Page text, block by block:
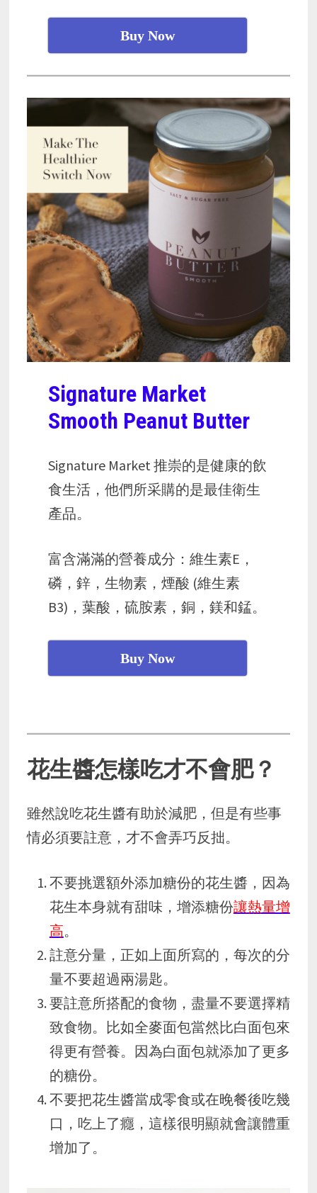
Buy Now
Signature Market
Smooth Peanut Butter
Signature Market 推崇的是健康的飲
食生活，他們所采購的是最佳衛生
產品。
富含滿滿的營養成分：維生素E，
磷，鋅，生物素，煙酸 (維生素
B3)，葉酸，硫胺素，銅，鎂和錳。
Buy Now
花生醬怎樣吃才不會肥？
雖然說吃花生醬有助於減肥，但是有些事
情必須要註意，才不會弄巧反拙。
不要挑選額外添加糖份的花生醬，因為
花生本身就有甜味，增添糖份讓熱量增
高。
註意分量，正如上面所寫的，每次的分
量不要超過兩湯匙。
要註意所搭配的食物，盡量不要選擇精
致食物。比如全麥面包當然比白面包來
得更有營養。因為白面包就添加了更多
的糖份。
不要把花生醬當成零食或在晚餐後吃幾
口，吃上了癮，這樣很明顯就會讓體重
增加了。